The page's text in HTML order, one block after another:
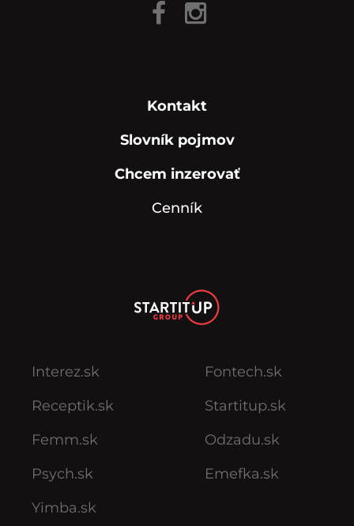
Kontakt
Slovník pojmov
Chcem inzerovať
Cenník
Interez.sk
Receptik.sk
Femm.sk
Psych.sk
Yimba.sk
Fontech.sk
Startitup.sk
Odzadu.sk
Emefka.sk